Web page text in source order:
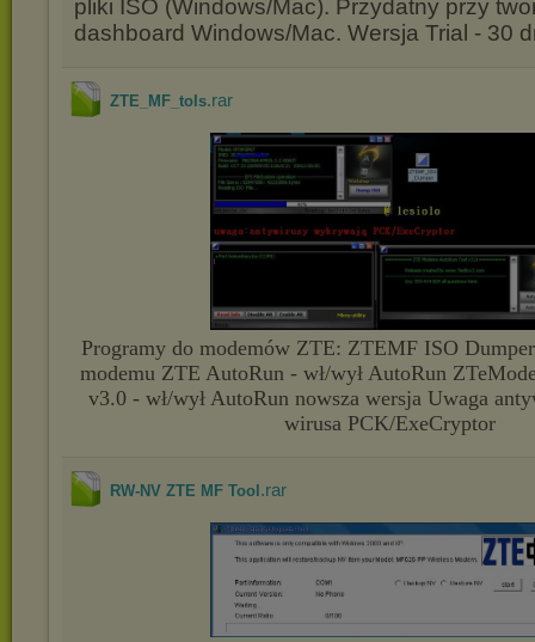
pliki ISO (Windows/Mac). Przydatny przy
dashboard Windows/Mac. Wersja Trial - 30
ZTE_MF_tols.rar
Programy do modemów ZTE: ZTEMF ISO
modemu ZTE AutoRun - wł/wył AutoRun
v3.0 - wł/wył AutoRun nowsza wersja Uwaga
wirusa PCK/ExeCryptor
RW-NV ZTE MF Tool .rar